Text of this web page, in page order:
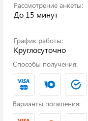
Рассмотрение анкеты:
До 15 минут
График работы:
Круглосуточно
Способы получения:
Варианты погашения: